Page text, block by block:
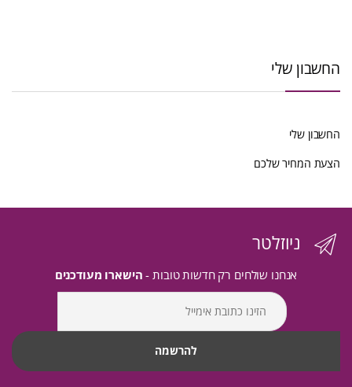
החשבון שלי
החשבון שלי
הצעת המחיר שלכם
ניוזלטר
אנחנו שולחים רק חדשות טובות - הישארו מעודכנים